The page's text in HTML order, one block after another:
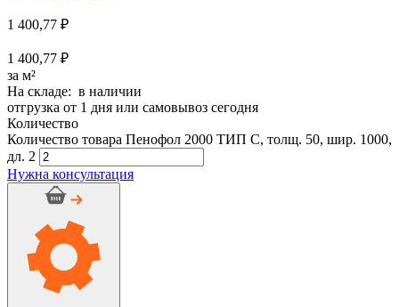
1 400,77 ₽
1 400,77 ₽
за м²
На складе: в наличии
отгрузка от 1 дня или самовывоз сегодня
Количество
Количество товара Пенофол 2000 ТИП С, толщ. 50, шир. 1000,
дл. 2
Нужна консультация